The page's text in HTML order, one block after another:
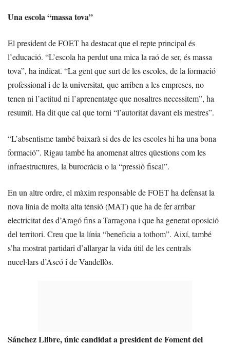
Una escola “massa tova”
El president de FOET ha destacat que el repte principal és
l’educació. “L’escola ha perdut una mica la raó de ser, és massa
tova”, ha indicat. “La gent que surt de les escoles, de la formació
professional i de la universitat, que arriben a les empreses, no
tenen ni l’actitud ni l’aprenentatge que nosaltres necessitem”, ha
resumit. Ha dit que cal que torni “l’autoritat davant els mestres”.
“L’absentisme també baixarà si des de les escoles hi ha una bona
formació”. Rigau també ha anomenat altres qüestions com les
infraestructures, la burocràcia o la “pressió fiscal”.
En un altre ordre, el màxim responsable de FOET ha defensat la
nova línia de molta alta tensió (MAT) que ha de fer arribar
electricitat des d’Aragó fins a Tarragona i que ha generat oposició
del territori. Creu que la línia “beneficia a tothom”. Així, també
s’ha mostrat partidari d’allargar la vida útil de les centrals
nucel·lars d’Ascó i de Vandellòs.
Sánchez Llibre, únic candidat a president de Foment del